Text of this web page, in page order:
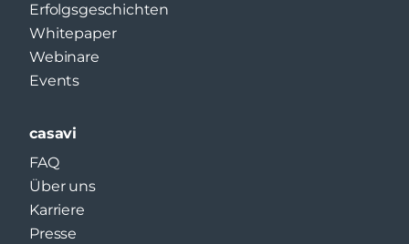
Erfolgsgeschichten
Whitepaper
Webinare
Events
casavi
FAQ
Über uns
Karriere
Presse